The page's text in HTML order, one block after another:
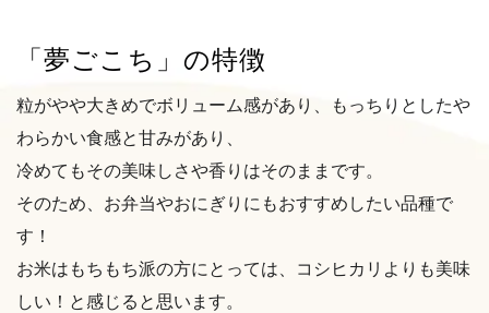
「夢ごこち」の特徴
粒がやや大きめでボリューム感があり、もっちりとしたや
わらかい食感と甘みがあり、
冷めてもその美味しさや香りはそのままです。
そのため、お弁当やおにぎりにもおすすめしたい品種で
す！
お米はもちもち派の方にとっては、コシヒカリよりも美味
しい！と感じると思います。